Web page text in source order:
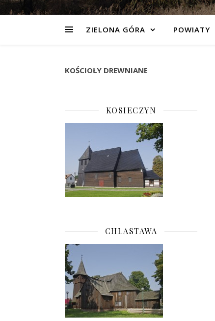
ZIELONA GÓRA POWIATY
KOŚCIOŁY DREWNIANE
KOSIECZYN
CHLASTAWA